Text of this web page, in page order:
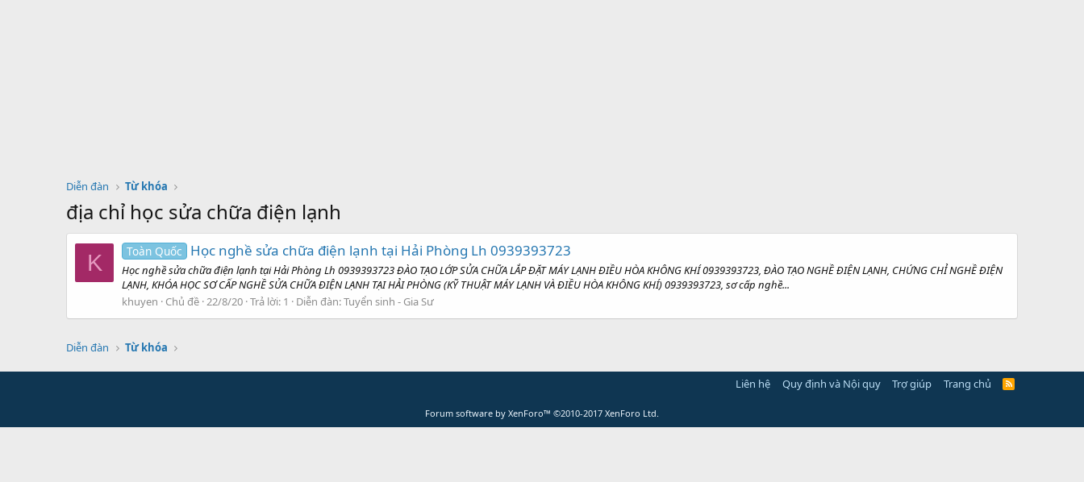
Diễn đàn Từ khóa
địa chỉ học sửa chữa điện lạnh
K Toàn Quốc Học nghề sửa chữa điện lạnh tại Hải Phòng Lh 0939393723
Học nghề sửa chữa điện lạnh tại Hải Phòng Lh 0939393723 ĐÀO TẠO LỚP SỬA CHỮA LẮP ĐẶT MÁY LẠNH ĐIỀU HÒA KHÔNG KHÍ 0939393723, ĐÀO TẠO NGHỀ ĐIỆN LẠNH, CHỨNG CHỈ NGHỀ ĐIỆN
LẠNH, KHÓA HỌC SƠ CẤP NGHỀ SỬA CHỮA ĐIỆN LẠNH TẠI HẢI PHÒNG (KỸ THUẬT MÁY LẠNH VÀ ĐIỀU HÒA KHÔNG KHÍ) 0939393723, sơ cấp nghề...
khuyen
Chủ đề 22/8/20 Trả lời: 1 Diễn đàn:Tuyển sinh - Gia Sư
Diễn đàn Từ khóa
Liên hệ Quy định và Nội quy Trợ giúp Trang chủ
Forum software by XenForo™ ©2010-2017 XenForo Ltd.